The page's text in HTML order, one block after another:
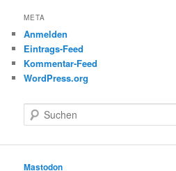
META
Anmelden
Eintrags-Feed
Kommentar-Feed
WordPress.org
u
e
Mastodon